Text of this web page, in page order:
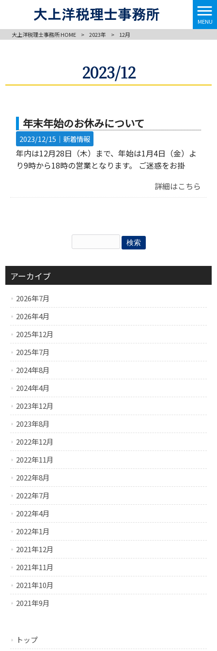
MENU
大上洋税理士事務所 HOME
> 2023年 > 12月
2023/12
年末年始のお休みについて
2023/12/15｜ 新着情報
年内は12月28日（木）まで、年始は1月4日（金）よ
り9時から18時の営業となります。 ご迷惑をお掛
詳細はこちら
アーカイブ
2026年7月
2026年4月
2025年12月
2025年7月
2024年8月
2024年4月
2023年12月
2023年8月
2022年12月
2022年11月
2022年8月
2022年7月
2022年4月
2022年1月
2021年12月
2021年11月
2021年10月
2021年9月
トップ